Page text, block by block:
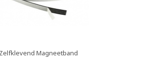
Zelfklevend Magneetband